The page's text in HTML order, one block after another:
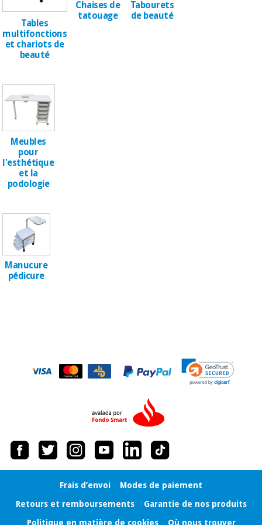
pilates
Sports
Armoires
sanitaires
Vétérinaire
Orthopédie
Instruments
(déstockage)
protection
essentiel
pour les
coronavirus
Aérobic,
fitness
Sports
jeux
Armoires
sanitaires
Vétérinaire
(déstockage)
Tables
multifonctions
et chariots de
beauté
Chaises de
tatouage
Tabourets
de beauté
Meubles
pour
l'esthétique
et la
podologie
Manucure
pédicure
Frais d’envoi
Modes de paiement
Retours et remboursements
Garantie de nos produits
Politique en matière de cookies
Où nous trouver